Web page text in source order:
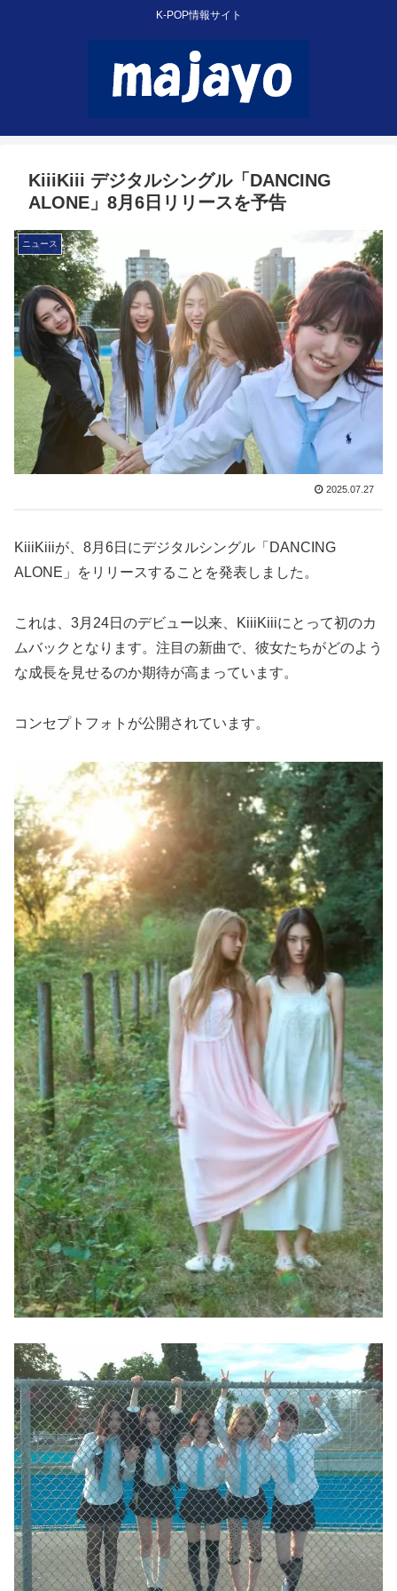
K-POP情報サイト
KiiiKiii デジタルシングル「DANCING
ALONE」8月6日リリースを予告
ニュース
2025.07.27
KiiiKiiiが、8月6日にデジタルシングル「DANCING
ALONE」をリリースすることを発表しました。
これは、3月24日のデビュー以来、KiiiKiiiにとって初のカ
ムバックとなります。注目の新曲で、彼女たちがどのよう
な成長を見せるのか期待が高まっています。
コンセプトフォトが公開されています。